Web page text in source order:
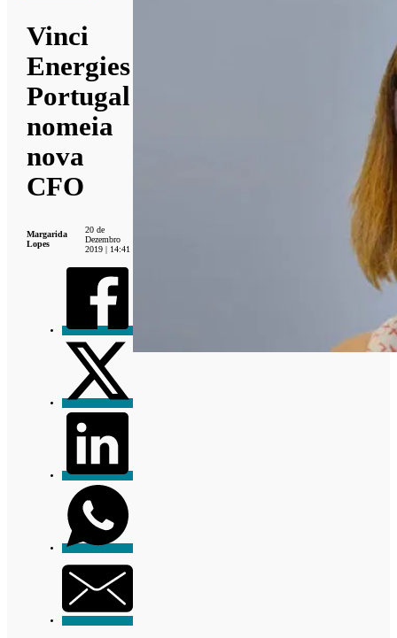
Vinci
Energies
Portugal
nomeia
nova
CFO
Margarida
Lopes
20 de
Dezembro
2019 | 14:41